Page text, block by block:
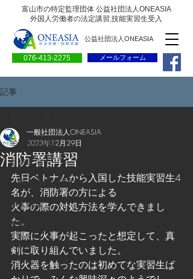
富山市の特定監理団体 公益社団法人ONEASIA
外国人労働者の法定講習,技能実習生受入
076-413-2275
公益社団法人ONEASIA
メールフォーム
記事
全ての記事
会員専用ページ
一般の方向けブログ
求人情報
求職情報
プレリリース
消防署講習
一般社団法人ONEASIA
2023年12月29日
先日ベトナムから入国した技能実習生4
名が、消防署の方による
火事の際の対処方法を学んできまし
た。
実際に火事が起こったと想定して、真
剣に取り組んでいました。
消火器を触ったのは初めてな実習生ば